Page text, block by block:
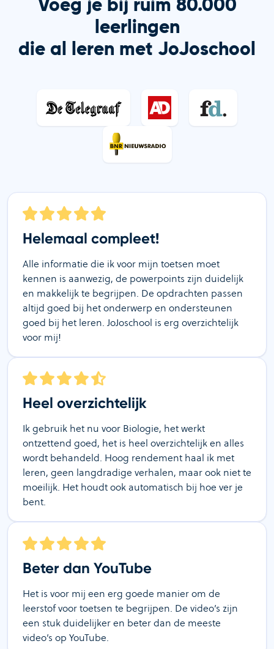
Voeg je bij ruim 80.000
leerlingen
die al leren met JoJoschool
Helemaal compleet!
Alle informatie die ik voor mijn toetsen moet
kennen is aanwezig, de powerpoints zijn duidelijk
en makkelijk te begrijpen. De opdrachten passen
altijd goed bij het onderwerp en ondersteunen
goed bij het leren. JoJoschool is erg overzichtelijk
voor mij!
Heel overzichtelijk
Ik gebruik het nu voor Biologie, het werkt
ontzettend goed, het is heel overzichtelijk en alles
wordt behandeld. Hoog rendement haal ik met
leren, geen langdradige verhalen, maar ook niet te
moeilijk. Het houdt ook automatisch bij hoe ver je
bent.
Beter dan YouTube
Het is voor mij een erg goede manier om de
leerstof voor toetsen te begrijpen. De video’s zijn
een stuk duidelijker en beter dan de meeste
video’s op YouTube.